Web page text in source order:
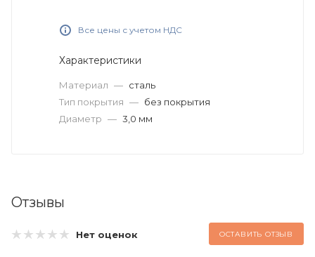
Все цены с учетом НДС
Характеристики
Материал — сталь
Тип покрытия — без покрытия
Диаметр — 3,0 мм
Отзывы
Нет оценок ОСТАВИТЬ ОТЗЫВ